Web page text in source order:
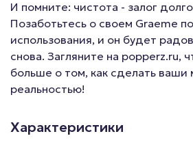
И помните: чистота - залог
Позаботьтесь о своем Graeme
использования, и он будет
снова. Загляните на popperz.ru,
больше о том, как сделать ваши
реальностью!
Характеристики